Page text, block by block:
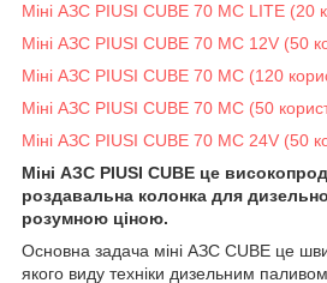
Міні АЗС PIUSI CUBE 70 MC LITE (20
Міні АЗС PIUSI CUBE 70 MC 12V (50
Міні АЗС PIUSI CUBE 70 MC (120
Міні АЗС PIUSI CUBE 70 MC (50
Міні АЗС PIUSI CUBE 70 MC 24V (50
Міні АЗС PIUSI CUBE це
роздавальна колонка для
розумною ціною.
Основна задача міні АЗС CUBE це
якого виду техніки дизельним